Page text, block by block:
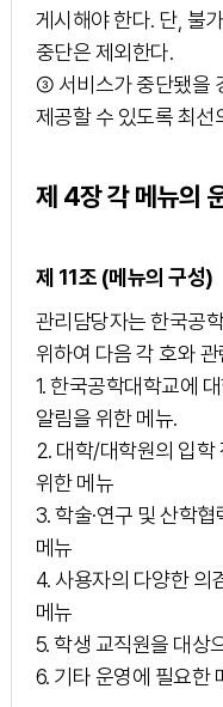
게시해야 한다. 단, 불
중단은 제외한다.
③ 서비스가 중단됐을
제공할 수 있도록 최선
제 4장 각 메뉴의
제 11조 (메뉴의 구성)
관리담당자는 한국공
위하여 다음 각 호와
1. 한국공학대학교에
알림을 위한 메뉴.
2. 대학/대학원의 입학
위한 메뉴
3. 학술·연구 및 산학
메뉴
4. 사용자의 다양한 의
메뉴
5. 학생 교직원을 대상
6. 기타 운영에 필요한